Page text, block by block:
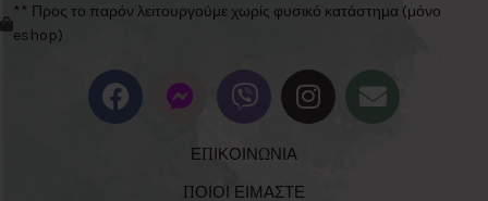
** Προς το παρόν λειτουργούμε χωρίς φυσικό κατάστημα (μόνο
eshop)
ΕΠΙΚΟΙΝΩΝΙΑ
ΠΟΙΟΙ ΕΙΜΑΣΤΕ